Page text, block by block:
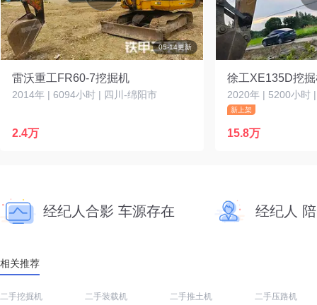
05-14更新
雷沃重工FR60-7挖掘机
2014年 | 6094小时 | 四川-绵阳市
2.4万
徐工XE135D挖
2020年 | 5200小时
新上架
15.8万
经纪人合影 车源存在 经纪人
相关推荐
二手挖掘机 二手装载机 二手推土机 二手压路机